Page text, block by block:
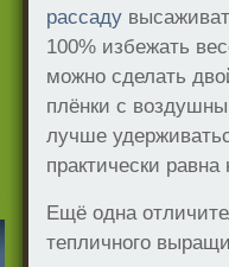
рассаду
100% избежать
можно сделать
плёнки с
лучше
практически
Ещё одна
тепличного